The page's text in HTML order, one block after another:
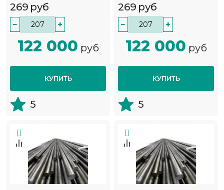
269 руб
− +
122 000 руб
КУПИТЬ
5
269 руб
− +
122 000 руб
КУПИТЬ
5